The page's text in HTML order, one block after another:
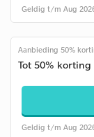
Geldig t/m Aug
Aanbieding 50%
Tot 50%
Geldig t/m Aug